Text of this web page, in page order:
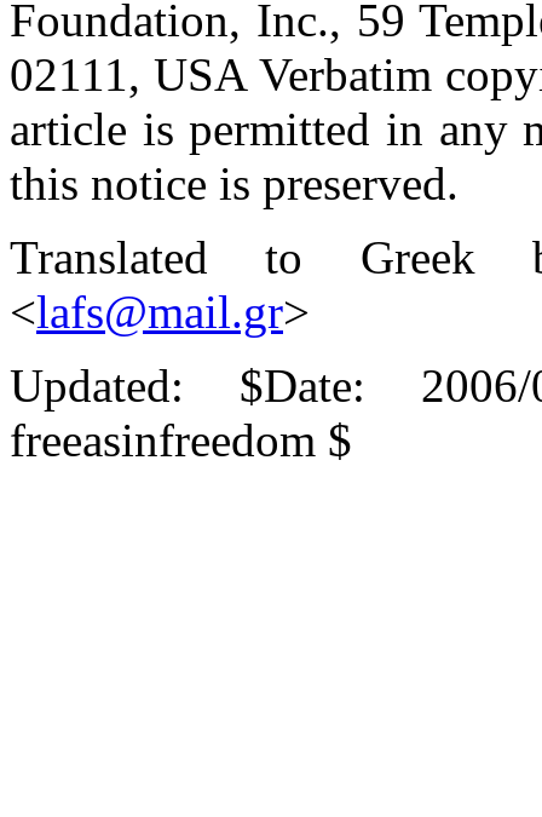
Foundation, Inc., 59
02111, USA Verbatim
article is permitted in any
this notice is preserved.
Translated to Greek
<lafs@mail.gr>
Updated: $Date:
freeasinfreedom $